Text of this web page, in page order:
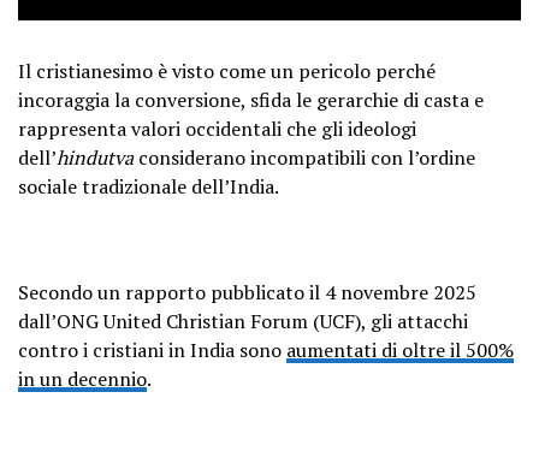
Il cristianesimo è visto come un pericolo perché
incoraggia la conversione, sfida le gerarchie di casta e
rappresenta valori occidentali che gli ideologi
dell’hindutvaconsiderano incompatibili con l’ordine
sociale tradizionale dell’India.
Secondo un rapporto pubblicato il 4 novembre 2025
dall’ONG United Christian Forum (UCF), gli attacchi
contro i cristiani in India sono aumentati di oltre il 500%
in un decennio.